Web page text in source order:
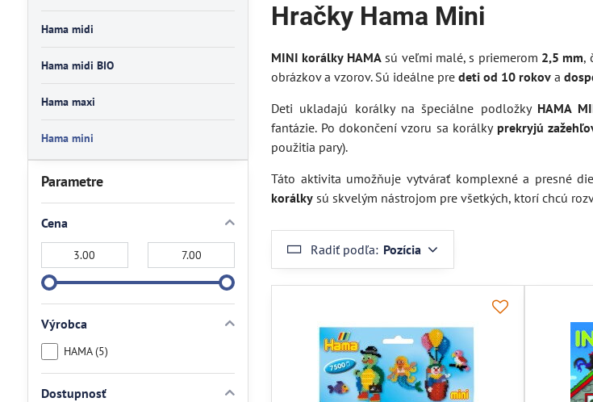
Hračky Hama Mini
MINI korálky HAMAsú veľmi malé, s priemerom 2,5 mm,
obrázkov a vzorov. Sú ideálne predeti od 10 rokov a
Deti ukladajú korálky na špeciálne podložky HAMA
fantázie. Po dokončení vzoru sa korálky prekryjú
použitia pary).
Táto aktivita umožňuje vytvárať komplexné a presné
korálky sú skvelým nástrojom pre všetkých, ktorí chcú
Radiť podľa: Pozícia
Parametre
Cena
Výrobca
HAMA (5)
Dostupnosť
Hama midi
Hama midi BIO
Hama maxi
Hama mini